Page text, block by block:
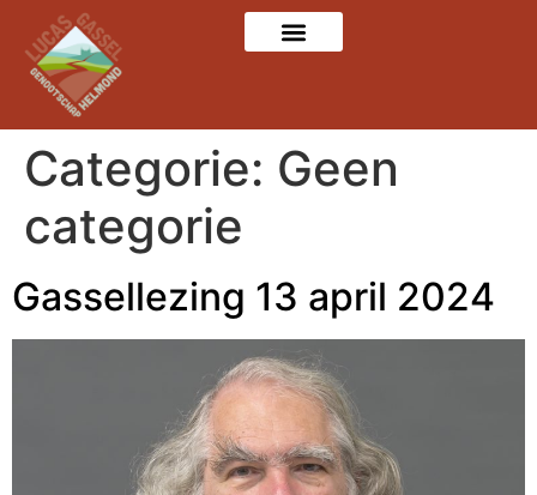
Categorie: Geen
categorie
Gassellezing 13 april 2024